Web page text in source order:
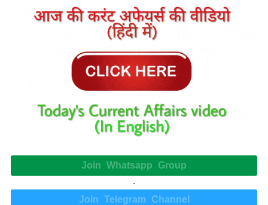
Join Whatsapp Group
.
Join Telegram Channel